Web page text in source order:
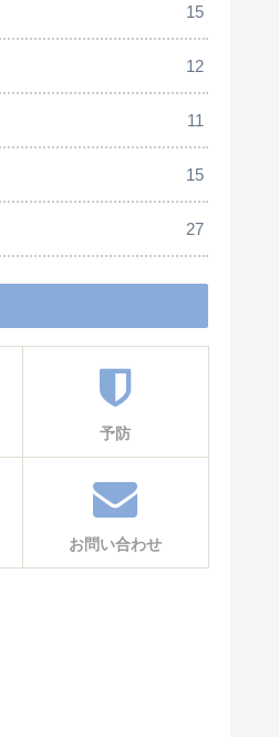
15
12
11
15
27
予防
お問い合わせ